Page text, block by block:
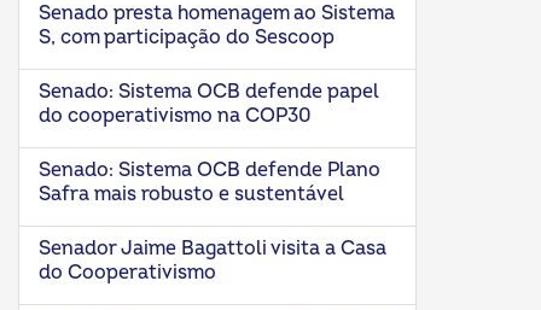
Senado presta homenagem ao Sistema
S, com participação do Sescoop
Senado: Sistema OCB defende papel
do cooperativismo na COP30
Senado: Sistema OCB defende Plano
Safra mais robusto e sustentável
Senador Jaime Bagattoli visita a Casa
do Cooperativismo